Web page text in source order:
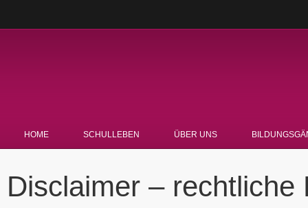
HOME SCHULLEBEN ÜBER UNS
Disclaimer – rechtliche